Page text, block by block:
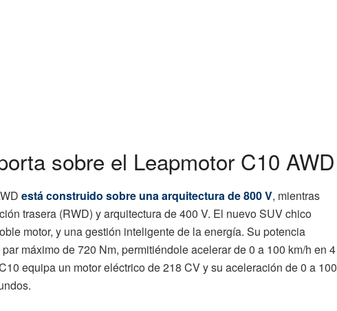
sobre el Leapmotor C10 AWD
está construido sobre una arquitectura de 800 V, mientras
trasera (RWD) y arquitectura de 400 V. El nuevo SUV chico
motor, y una gestión inteligente de la energía. Su potencia
máximo de 720 Nm, permitiéndole acelerar de 0 a 100 km/h en 4
equipa un motor eléctrico de 218 CV y su aceleración de 0 a 100